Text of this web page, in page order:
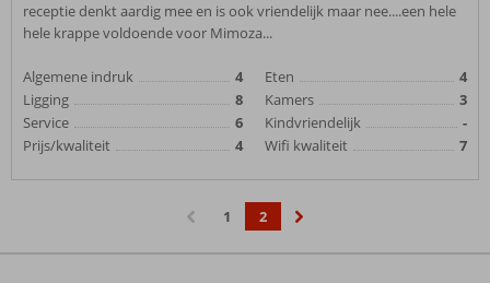
receptie denkt aardig mee en is ook vriendelijk maar nee....een hele
hele krappe voldoende voor Mimoza...
Algemene indruk
4
Ligging
8
Service
6
Prijs/kwaliteit
4
Eten
4
Kamers
3
Kindvriendelijk
-
Wifi kwaliteit
7
1
2